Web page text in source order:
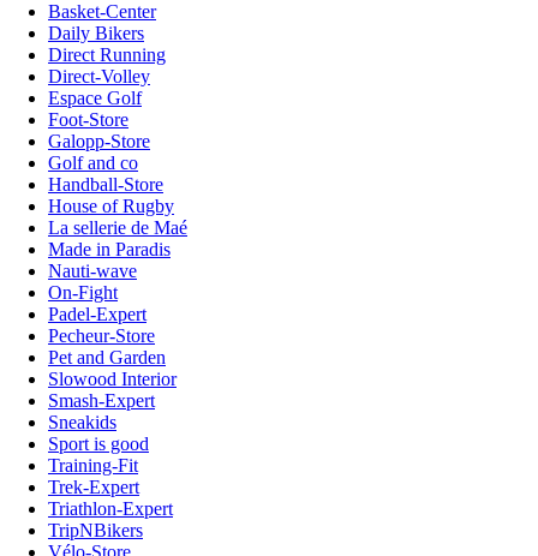
Basket-Center
Daily Bikers
Direct Running
Direct-Volley
Espace Golf
Foot-Store
Galopp-Store
Golf and co
Handball-Store
House of Rugby
La sellerie de Maé
Made in Paradis
Nauti-wave
On-Fight
Padel-Expert
Pecheur-Store
Pet and Garden
Slowood Interior
Smash-Expert
Sneakids
Sport is good
Training-Fit
Trek-Expert
Triathlon-Expert
TripNBikers